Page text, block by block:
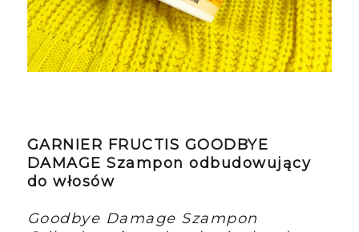
GARNIER FRUCTIS GOODBYE
DAMAGE Szampon odbudowujący
do włosów
Goodbye Damage Szampon